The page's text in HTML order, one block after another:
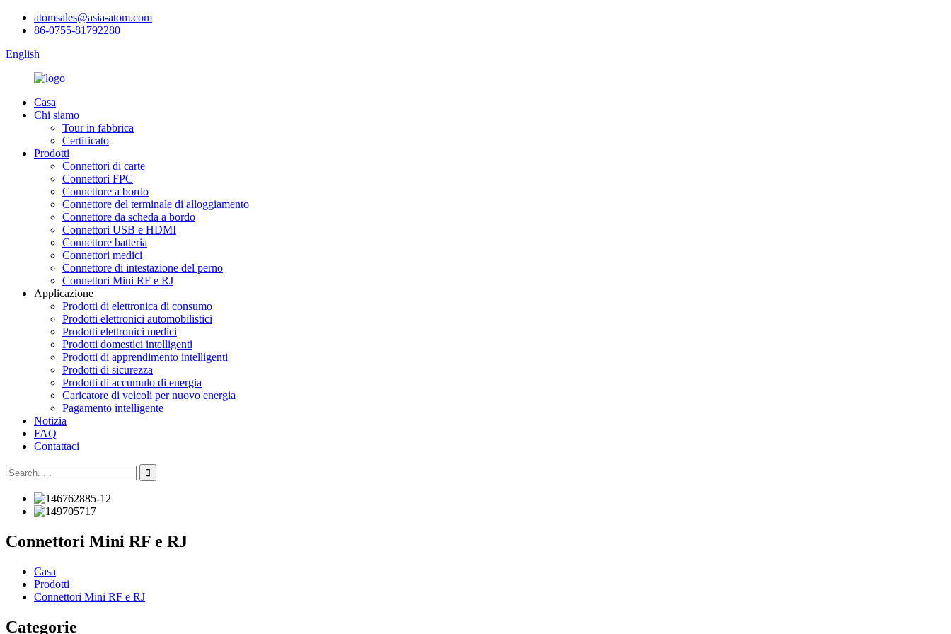
atomsales@asia-atom.com
86-0755-81792280
English
Casa
Chi siamo
Tour in fabbrica
Certificato
Prodotti
Connettori di carte
Connettori FPC
Connettore a bordo
Connettore del terminale di alloggiamento
Connettore da scheda a bordo
Connettori USB e HDMI
Connettore batteria
Connettori medici
Connettore di intestazione del perno
Connettori Mini RF e RJ
Applicazione
Prodotti di elettronica di consumo
Prodotti elettronici automobilistici
Prodotti elettronici medici
Prodotti domestici intelligenti
Prodotti di apprendimento intelligenti
Prodotti di sicurezza
Prodotti di accumulo di energia
Caricatore di veicoli per nuovo energia
Pagamento intelligente
Notizia
FAQ
Contattaci
Connettori Mini RF e RJ
Casa
Prodotti
Connettori Mini RF e RJ
Categorie